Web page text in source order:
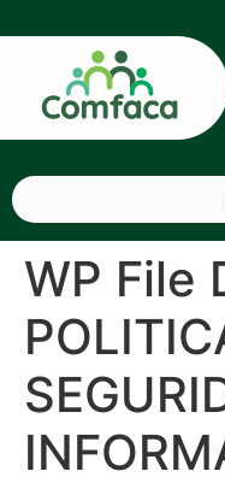
WP File